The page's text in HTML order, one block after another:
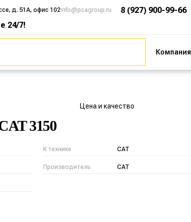
д. 51А, офис 102info@pcagroup.ru
8 (927) 900-99-66
24/7!
Компания
Цена и качество
3150
К технике CAT
Производитель CAT